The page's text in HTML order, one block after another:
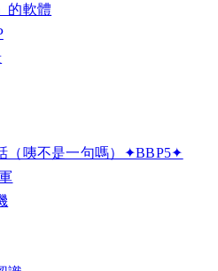
的軟體
（咦不是一句嗎）✦BBP5✦